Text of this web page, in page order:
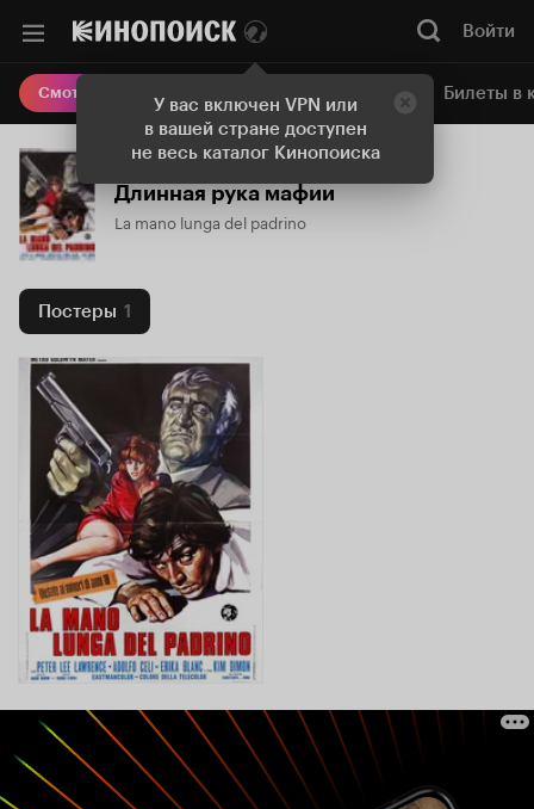
У вас включен VPN или
в вашей стране доступен
не весь каталог Кинопоиска
Войти
Смотреть кино Онлайн-кинотеатр Билеты в
Длинная рука мафии
La mano lunga del padrino
Постеры 1